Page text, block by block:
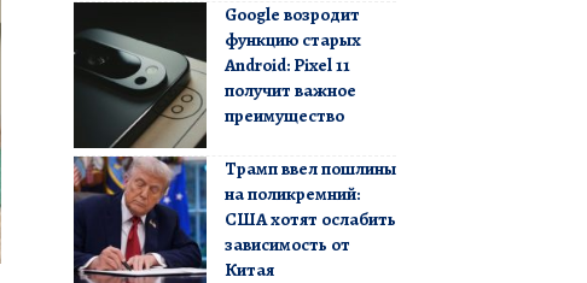
Google возродит
функцию старых
Android: Pixel 11
получит важное
преимущество
Трамп ввел пошлины
на поликремний:
США хотят ослабить
зависимость от
Китая